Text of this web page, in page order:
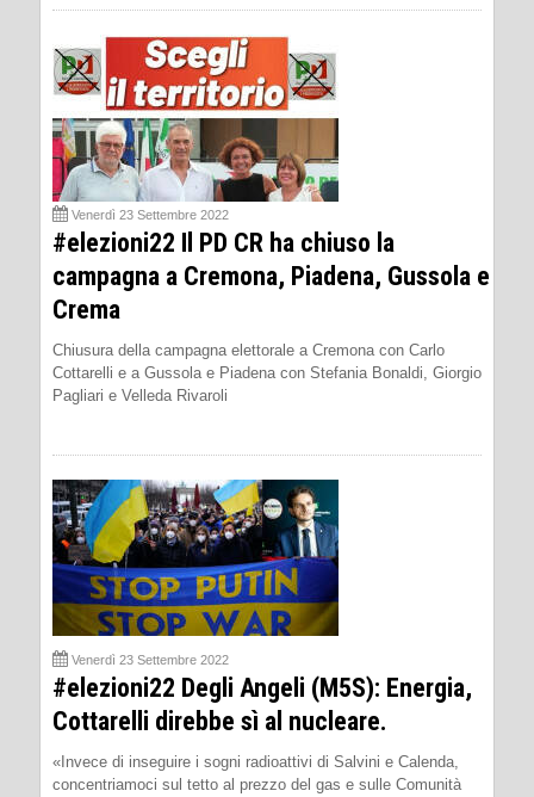
Venerdì 23 Settembre 2022
#elezioni22 Il PD CR ha chiuso la
campagna a Cremona, Piadena, Gussola e
Crema
Chiusura della campagna elettorale a Cremona con Carlo
Cottarelli e a Gussola e Piadena con Stefania Bonaldi, Giorgio
Pagliari e Velleda Rivaroli
Venerdì 23 Settembre 2022
#elezioni22 Degli Angeli (M5S): Energia,
Cottarelli direbbe sì al nucleare.
«Invece di inseguire i sogni radioattivi di Salvini e Calenda,
concentriamoci sul tetto al prezzo del gas e sulle Comunità